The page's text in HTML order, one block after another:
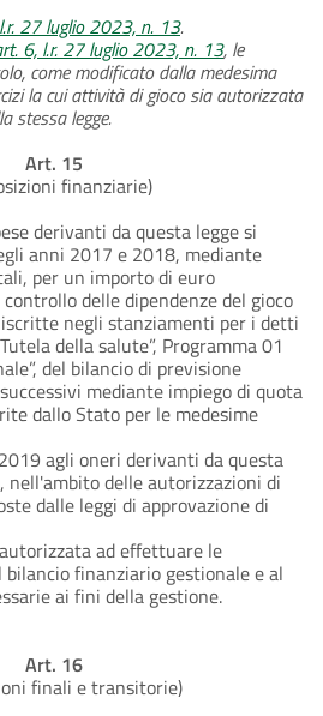
27 luglio 2023, n. 13.
6, l.r. 27 luglio 2023, n. 13, le
come modificato dalla medesima
la cui attività di gioco sia autorizzata
stessa legge.
Art. 15
finanziarie)
derivanti da questa legge si
anni 2017 e 2018, mediante
per un importo di euro
delle dipendenze del gioco
negli stanziamenti per i detti
della salute”, Programma 01
del bilancio di previsione
mediante impiego di quota
dallo Stato per le medesime
agli oneri derivanti da questa
delle autorizzazioni di
dalle leggi di approvazione di
ad effettuare le
finanziario gestionale e al
ai fini della gestione.
Art. 16
finali e transitorie)